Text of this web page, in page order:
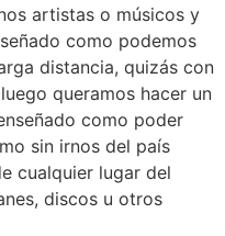
artistas o músicos y
como podemos
distancia, quizás con
queramos hacer un
como poder
sin irnos del país
cualquier lugar del
discos u otros